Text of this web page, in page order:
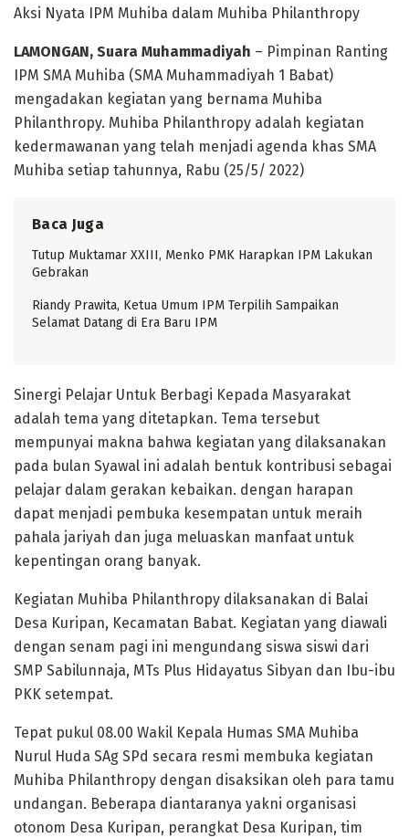
Aksi Nyata IPM Muhiba dalam Muhiba Philanthropy
LAMONGAN, Suara Muhammadiyah – Pimpinan Ranting
IPM SMA Muhiba (SMA Muhammadiyah 1 Babat)
mengadakan kegiatan yang bernama Muhiba
Philanthropy. Muhiba Philanthropy adalah kegiatan
kedermawanan yang telah menjadi agenda khas SMA
Muhiba setiap tahunnya, Rabu (25/5/ 2022)
Baca Juga
Tutup Muktamar XXIII, Menko PMK Harapkan IPM Lakukan
Gebrakan
Riandy Prawita, Ketua Umum IPM Terpilih Sampaikan
Selamat Datang di Era Baru IPM
Sinergi Pelajar Untuk Berbagi Kepada Masyarakat
adalah tema yang ditetapkan. Tema tersebut
mempunyai makna bahwa kegiatan yang dilaksanakan
pada bulan Syawal ini adalah bentuk kontribusi sebagai
pelajar dalam gerakan kebaikan. dengan harapan
dapat menjadi pembuka kesempatan untuk meraih
pahala jariyah dan juga meluaskan manfaat untuk
kepentingan orang banyak.
Kegiatan Muhiba Philanthropy dilaksanakan di Balai
Desa Kuripan, Kecamatan Babat. Kegiatan yang diawali
dengan senam pagi ini mengundang siswa siswi dari
SMP Sabilunnaja, MTs Plus Hidayatus Sibyan dan Ibu-ibu
PKK setempat.
Tepat pukul 08.00 Wakil Kepala Humas SMA Muhiba
Nurul Huda SAg SPd secara resmi membuka kegiatan
Muhiba Philanthropy dengan disaksikan oleh para tamu
undangan. Beberapa diantaranya yakni organisasi
otonom Desa Kuripan, perangkat Desa Kuripan, tim